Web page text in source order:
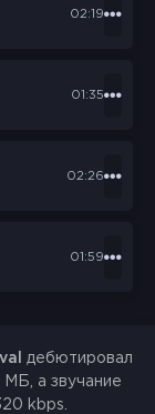
02:19
01:35
02:26
01:59
дебютировал
МБ, а звучание
kbps.